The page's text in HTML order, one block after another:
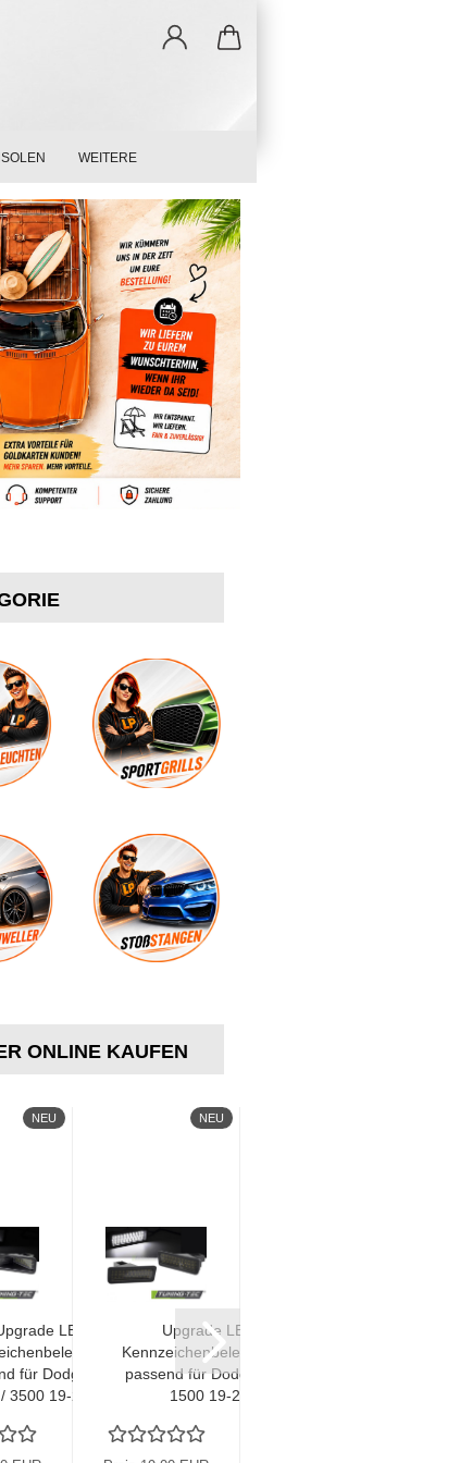
WEITERE
ONLINE KAUFEN
NEU
LED
für Dodge Ram
3500 19-26 Klar
NEU
Upgrade LED
Kennzeichenbeleuchtung
passend für Dodge Ram
1500 19-26
Kaltweiß